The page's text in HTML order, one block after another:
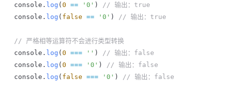
console . log ( 0 == '0' )
// 输出：true
console . log ( false == '0' ) // 输出：true
// 严格相等运算符不会进行类型转换
console . log ( 0 === '' )
// 输出：false
console . log ( 0 === '0' )
// 输出：false
console . log ( false === '0' ) // 输出：false